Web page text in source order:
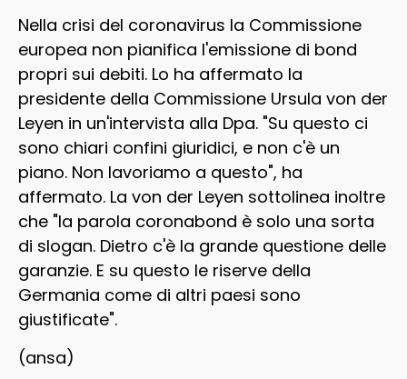
Nella crisi del coronavirus la Commissione
europea non pianifica l'emissione di bond
propri sui debiti. Lo ha affermato la
presidente della Commissione Ursula von der
Leyen in un'intervista alla Dpa. "Su questo ci
sono chiari confini giuridici, e non c'è un
piano. Non lavoriamo a questo", ha
affermato. La von der Leyen sottolinea inoltre
che "la parola coronabond è solo una sorta
di slogan. Dietro c'è la grande questione delle
garanzie. E su questo le riserve della
Germania come di altri paesi sono
giustificate".
(ansa)